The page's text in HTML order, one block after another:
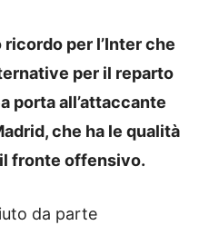
per l’Inter che
per il reparto
porta all’attaccante
che ha le qualità
fronte offensivo.
da parte